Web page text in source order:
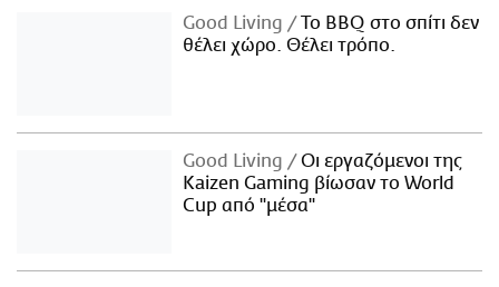
Good Living
Το BBQ στο σπίτι δεν
θέλει χώρο. Θέλει τρόπο.
Good Living
Οι εργαζόμενοι της
Kaizen Gaming βίωσαν το World
Cup από "μέσα"